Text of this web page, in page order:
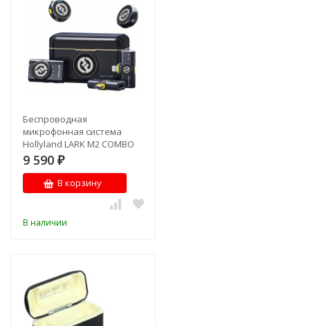
Беспроводная
микрофонная система
Hollyland LARK M2 COMBO
9 590 ₽
В корзину
В наличии